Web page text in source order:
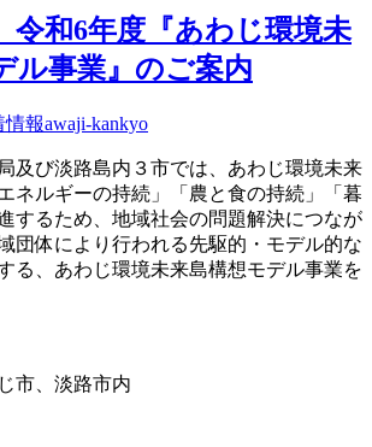
令和6年度『あわじ環境未
ル事業』のご案内
情報awaji-kankyo
及び淡路島内３市では、あわじ環境未来
ネルギーの持続」「農と食の持続」「暮
するため、地域社会の問題解決につなが
団体により行われる先駆的・モデル的な
る、あわじ環境未来島構想モデル事業を
市、淡路市内